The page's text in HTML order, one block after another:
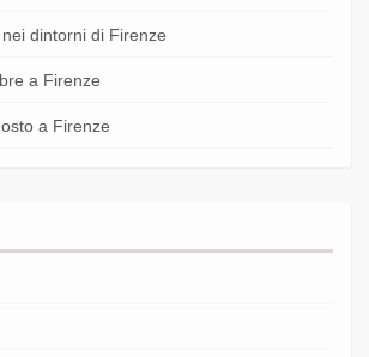
dintorni di Firenze
a Firenze
a Firenze